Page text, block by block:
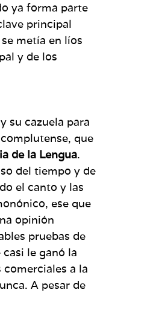
ya forma parte
principal
metía en líos
y de los
su cazuela para
que
de la Lengua.
del tiempo y de
el canto y las
ese que
opinión
pruebas de
le ganó la
a la
A pesar de